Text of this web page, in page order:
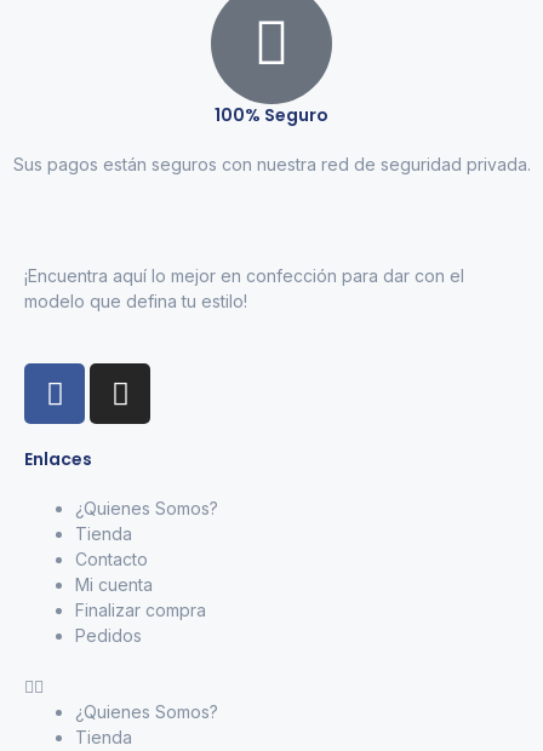
100% Seguro
Sus pagos están seguros con nuestra red de seguridad privada.
¡Encuentra aquí lo mejor en confección para dar con el
modelo que defina tu estilo!
Enlaces
¿Quienes Somos?
Tienda
Contacto
Mi cuenta
Finalizar compra
Pedidos
¿Quienes Somos?
Tienda